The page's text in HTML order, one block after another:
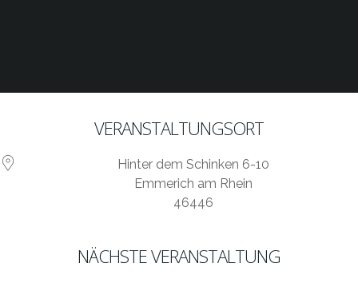
VERANSTALTUNGSORT
Hinter dem Schinken 6-10
Emmerich am Rhein
46446
NÄCHSTE VERANSTALTUNG